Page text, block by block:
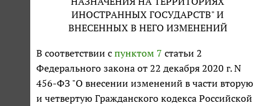
ИНОСТРАННЫХ ГОСУДАРСТВ" И
ВНЕСЕННЫХ В НЕГО ИЗМЕНЕНИЙ
В соответствии с пунктом 7 статьи 2
Федерального закона от 22 декабря 2020 г. N
456-ФЗ "О внесении изменений в части вторую
и четвертую Гражданского кодекса Российской